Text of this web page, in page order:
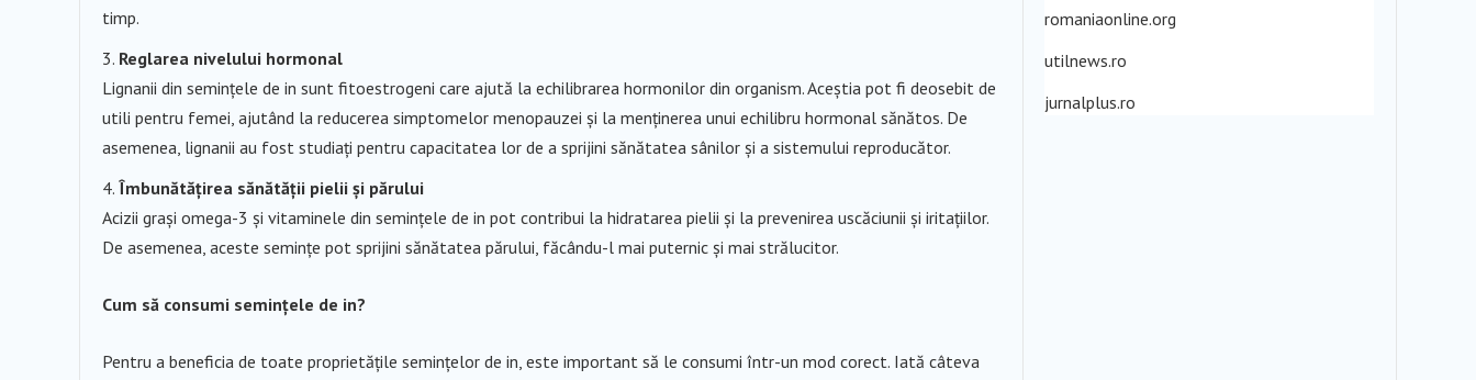
timp.
Reglarea nivelului hormonal
Lignanii din semințele de in sunt fitoestrogeni care ajută la echilibrarea hormonilor din organism. Aceștia pot fi deosebit de
utili pentru femei, ajutând la reducerea simptomelor menopauzei și la menținerea unui echilibru hormonal sănătos. De
asemenea, lignanii au fost studiați pentru capacitatea lor de a sprijini sănătatea sânilor și a sistemului reproducător.
Îmbunătățirea sănătății pielii și părului
Acizii grași omega-3 și vitaminele din semințele de in pot contribui la hidratarea pielii și la prevenirea uscăciunii și iritațiilor.
De asemenea, aceste semințe pot sprijini sănătatea părului, făcându-l mai puternic și mai strălucitor.
Cum să consumi semințele de in?
Pentru a beneficia de toate proprietățile semințelor de in, este important să le consumi într-un mod corect. Iată câteva
romaniaonline.org
utilnews.ro
jurnalplus.ro